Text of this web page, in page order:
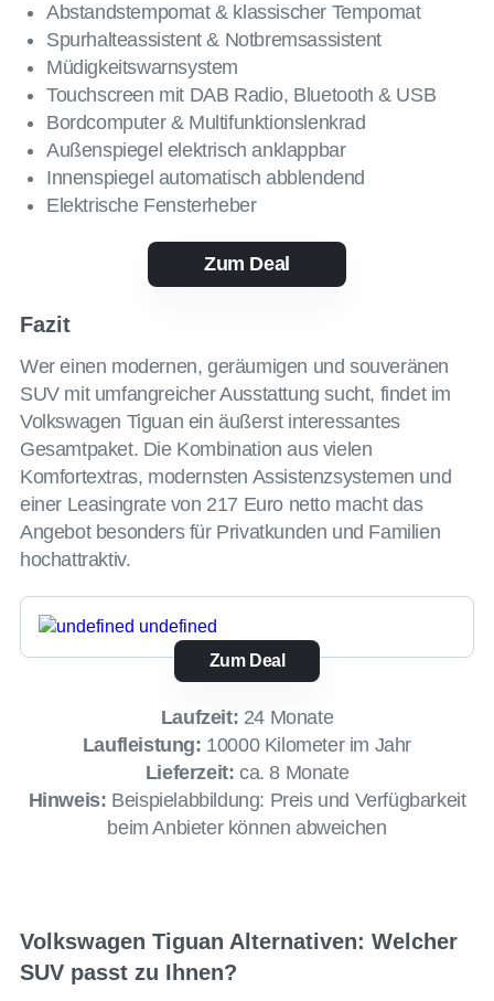
Abstandstempomat & klassischer Tempomat
Spurhalteassistent & Notbremsassistent
Müdigkeitswarnsystem
Touchscreen mit DAB Radio, Bluetooth & USB
Bordcomputer & Multifunktionslenkrad
Außenspiegel elektrisch anklappbar
Innenspiegel automatisch abblendend
Elektrische Fensterheber
Zum Deal
Fazit
Wer einen modernen, geräumigen und souveränen
SUV mit umfangreicher Ausstattung sucht, findet im
Volkswagen Tiguan ein äußerst interessantes
Gesamtpaket. Die Kombination aus vielen
Komfortextras, modernsten Assistenzsystemen und
einer Leasingrate von 217 Euro netto macht das
Angebot besonders für Privatkunden und Familien
hochattraktiv.
Zum Deal
Laufzeit: 24 Monate
Laufleistung: 10000 Kilometer im Jahr
Lieferzeit: ca. 8 Monate
Hinweis: Beispielabbildung: Preis und Verfügbarkeit
beim Anbieter können abweichen
Volkswagen Tiguan Alternativen: Welcher
SUV passt zu Ihnen?